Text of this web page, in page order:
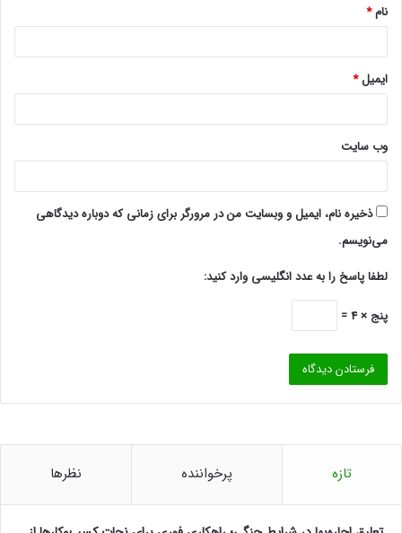
نام*
ایمیل*
وب‌ سایت
ذخیره نام، ایمیل و وبسایت من در مرورگر برای زمانی که دوباره دیدگاهی
می‌نویسم.
لطفا پاسخ را به عدد انگلیسی وارد کنید:
پنج × 4 =
تازه پرخواننده نظرها